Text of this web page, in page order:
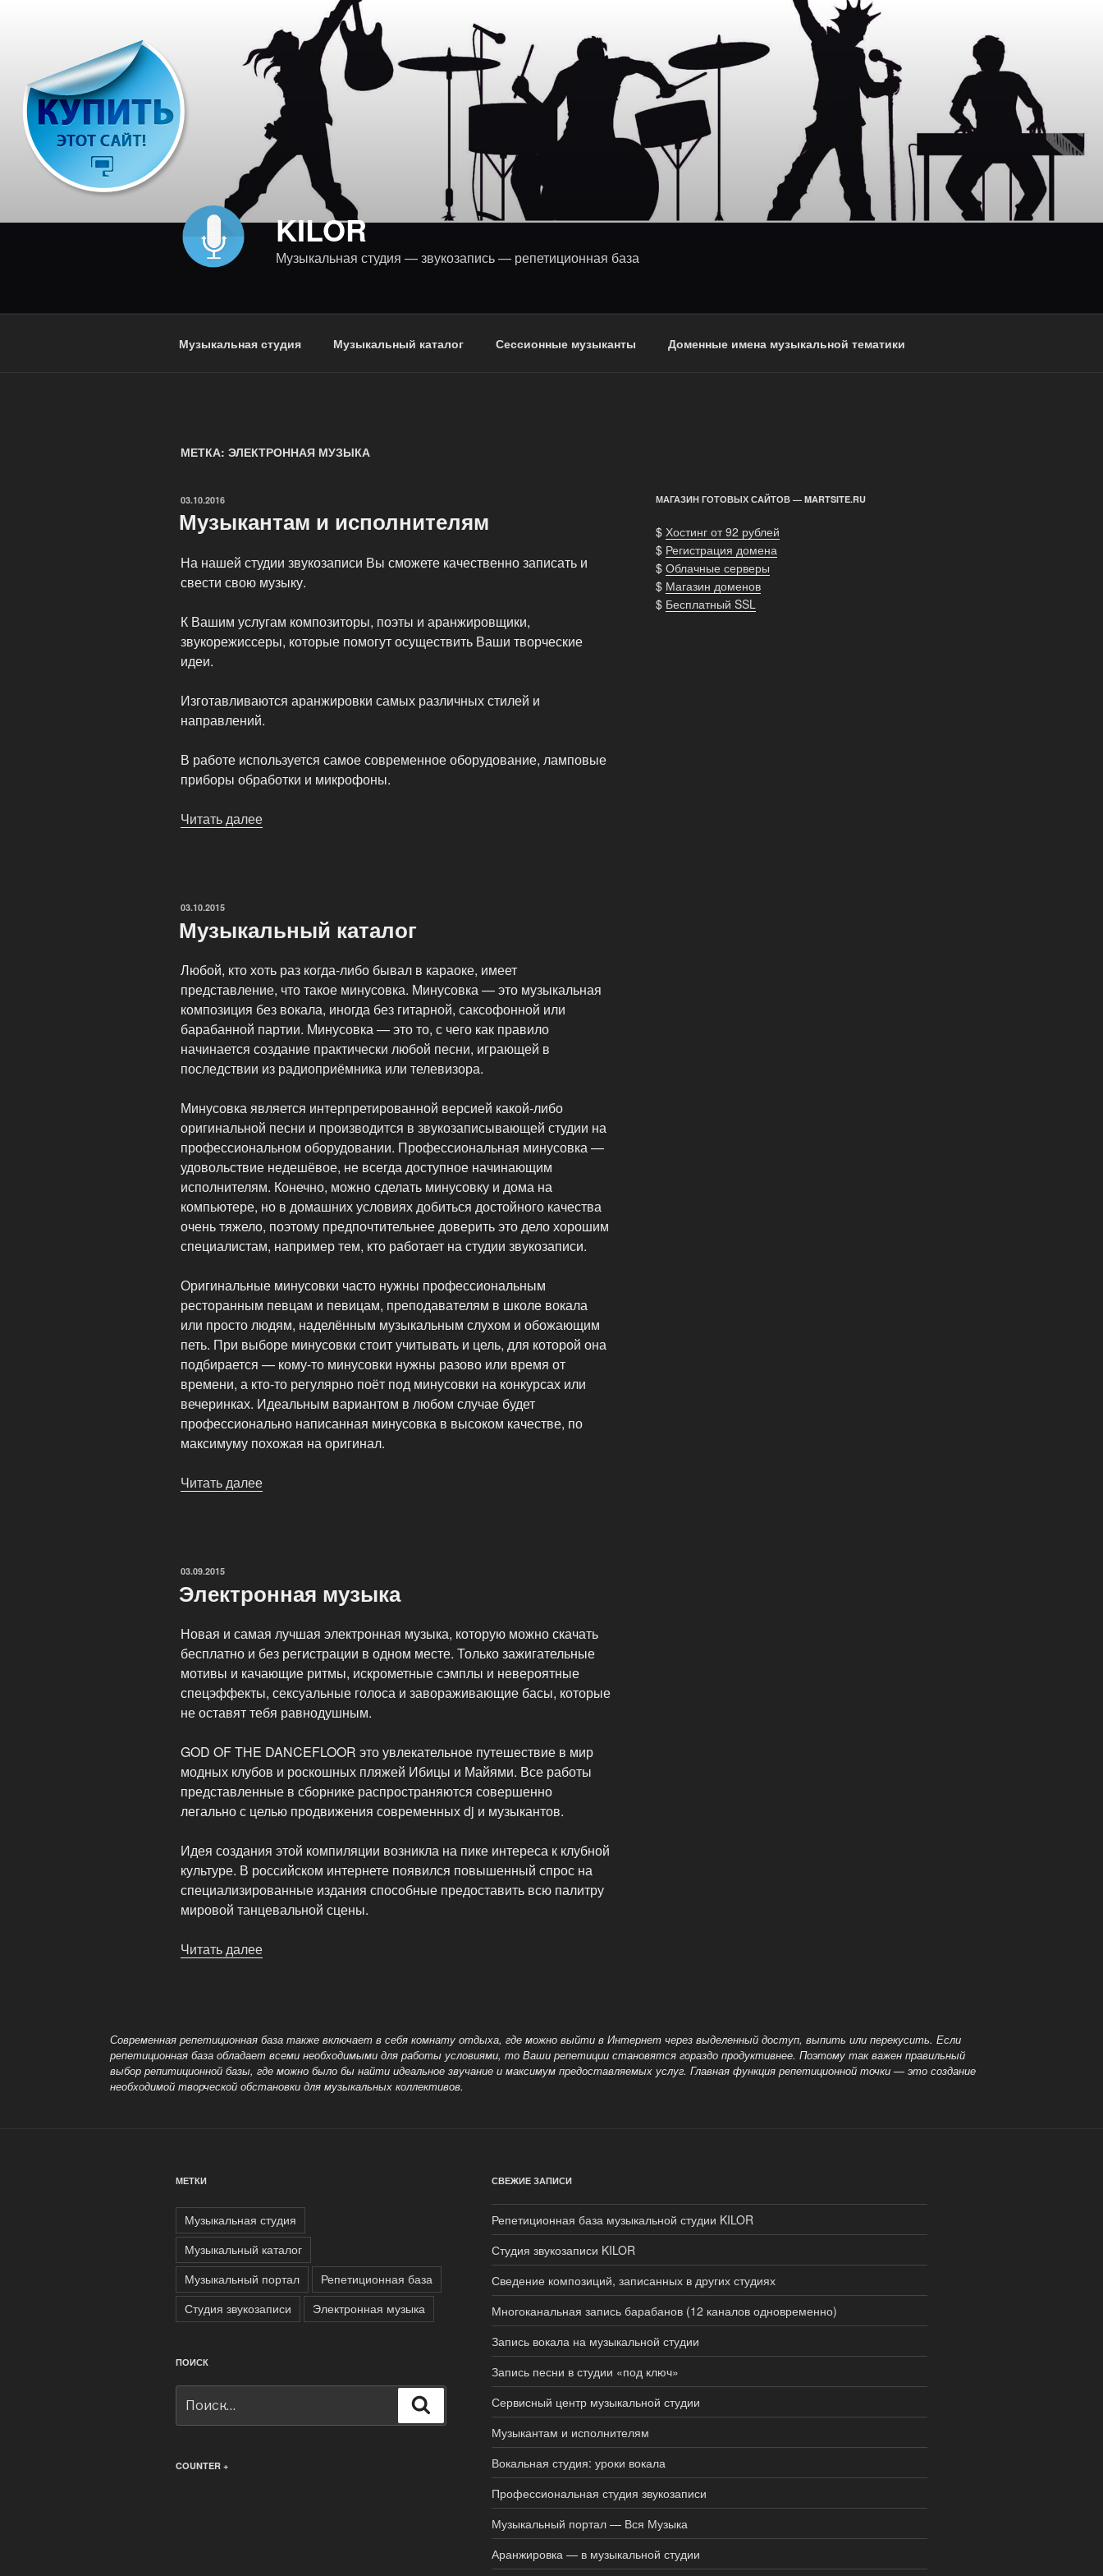
KILOR
Музыкальная студия — звукозапись — репетиционная база
Музыкальная студия Музыкальный каталог Сессионные музыканты Доменные имена музыкальной тематики
МЕТКА: ЭЛЕКТРОННАЯ МУЗЫКА
ОПУБЛИКОВАНО
03.10.2016
Музыкантам и исполнителям
На нашей студии звукозаписи Вы сможете качественно записать и
свести свою музыку.
К Вашим услугам композиторы, поэты и аранжировщики,
звукорежиссеры, которые помогут осуществить Ваши творческие
идеи.
Изготавливаются аранжировки самых различных стилей и
направлений.
В работе используется самое современное оборудование, ламповые
приборы обработки и микрофоны.
Читать далее
ОПУБЛИКОВАНО
03.10.2015
Музыкальный каталог
Любой, кто хоть раз когда-либо бывал в караоке, имеет
представление, что такое минусовка. Минусовка — это музыкальная
композиция без вокала, иногда без гитарной, саксофонной или
барабанной партии. Минусовка — это то, с чего как правило
начинается создание практически любой песни, играющей в
последствии из радиоприёмника или телевизора.
Минусовка является интерпретированной версией какой-либо
оригинальной песни и производится в звукозаписывающей студии на
профессиональном оборудовании. Профессиональная минусовка —
удовольствие недешёвое, не всегда доступное начинающим
исполнителям. Конечно, можно сделать минусовку и дома на
компьютере, но в домашних условиях добиться достойного качества
очень тяжело, поэтому предпочтительнее доверить это дело хорошим
специалистам, например тем, кто работает на студии звукозаписи.
Оригинальные минусовки часто нужны профессиональным
ресторанным певцам и певицам, преподавателям в школе вокала
или просто людям, наделённым музыкальным слухом и обожающим
петь. При выборе минусовки стоит учитывать и цель, для которой она
подбирается — кому-то минусовки нужны разово или время от
времени, а кто-то регулярно поёт под минусовки на конкурсах или
вечеринках. Идеальным вариантом в любом случае будет
профессионально написанная минусовка в высоком качестве, по
максимуму похожая на оригинал.
Читать далее
ОПУБЛИКОВАНО
03.09.2015
Электронная музыка
Новая и самая лучшая электронная музыка, которую можно скачать
бесплатно и без регистрации в одном месте. Только зажигательные
мотивы и качающие ритмы, искрометные сэмплы и невероятные
спецэффекты, сексуальные голоса и завораживающие басы, которые
не оставят тебя равнодушным.
GOD OF THE DANCEFLOOR это увлекательное путешествие в мир
модных клубов и роскошных пляжей Ибицы и Майями. Все работы
представленные в сборнике распространяются совершенно
легально с целью продвижения современных dj и музыкантов.
Идея создания этой компиляции возникла на пике интереса к клубной
культуре. В российском интернете появился повышенный спрос на
специализированные издания способные предоставить всю палитру
мировой танцевальной сцены.
Читать далее
МАГАЗИН ГОТОВЫХ САЙТОВ — MARTSITE.RU
$ Хостинг от 92 рублей
$ Регистрация домена
$ Облачные серверы
$ Магазин доменов
$ Бесплатный SSL
Современная репетиционная база также включает в себя комнату отдыха, где можно выйти в Интернет через выделенный доступ, выпить или перекусить. Если
репетиционная база обладает всеми необходимыми для работы условиями, то Ваши репетиции становятся гораздо продуктивнее. Поэтому так важен правильный
выборрепитиционной базы, где можно было бы найти идеальное звучание и максимум предоставляемых услуг. Главная функция репетиционной точки — это создание
необходимойтворческой обстановки для музыкальных коллективов.
МЕТКИ
Музыкальная студия
Музыкальный каталог
Музыкальный портал
Репетиционная база
Студия звукозаписи
Электронная музыка
ПОИСК
COUNTER +
СВЕЖИЕ ЗАПИСИ
Репетиционная база музыкальной студии KILOR
Студия звукозаписи KILOR
Сведение композиций, записанных в других студиях
Многоканальная запись барабанов (12 каналов одновременно)
Запись вокала на музыкальной студии
Запись песни в студии «под ключ»
Сервисный центр музыкальной студии
Музыкантам и исполнителям
Вокальная студия: уроки вокала
Профессиональная студия звукозаписи
Музыкальный портал — Вся Музыка
Аранжировка — в музыкальной студии